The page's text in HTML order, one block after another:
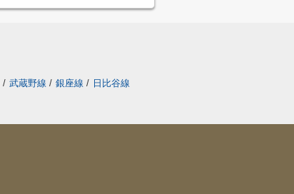
/ 武蔵野線 / 銀座線 / 日比谷線